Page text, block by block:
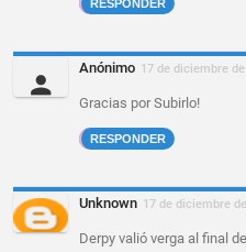
RESPONDER
Anónimo 17 de diciembre
Gracias por Subirlo!
RESPONDER
Unknown 17 de diciembre
Derpy valió verga al final